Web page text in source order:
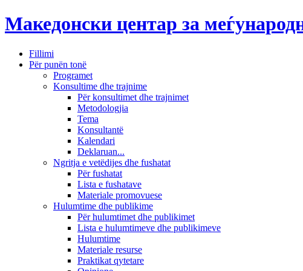
Македонски центар за
Fillimi
Për punën tonë
Programet
Konsultime dhe trajnime
Për konsultimet dhe trajnimet
Metodologjia
Tema
Konsultantë
Kalendari
Deklaruan...
Ngritja e vetëdijes dhe fushatat
Për fushatat
Lista e fushatave
Materiale promovuese
Hulumtime dhe publikime
Për hulumtimet dhe publikimet
Lista e hulumtimeve dhe publikimeve
Hulumtime
Materiale resurse
Praktikat qytetare